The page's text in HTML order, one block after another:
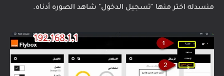
منسدله اختر منها "تسجيل الدخول" شاهد الصوره أدناه.